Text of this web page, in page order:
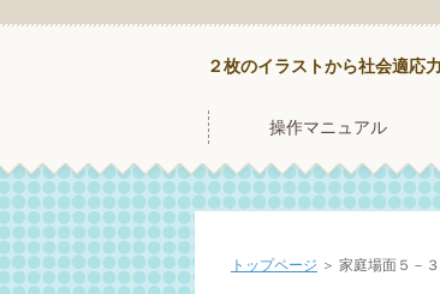
２枚のイラストから社会適応
操作マニュアル
トップページ ＞ 家庭場面５－３